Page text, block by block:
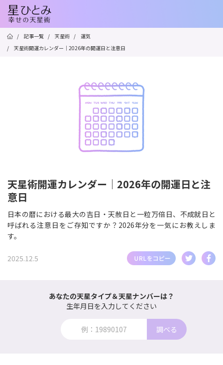
/ 記事一覧 / 天星術 /
運気
/
天星術開運カレンダー｜2026年の開運日と注意日
天星術開運カレンダー｜2026年の開運日と注
意日
日本の暦における最大の吉日・天赦日と一粒万倍日、不成就日と
呼ばれる注意日をご存知ですか？2026年分を一気にお教えしま
す。
2025.12.5
あなたの天星タイプ＆天星ナンバーは？
生年月日を入力してください
調べる